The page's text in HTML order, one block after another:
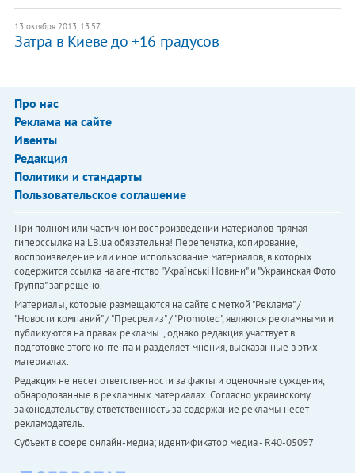
13 октября 2013, 13:57
Затра в Киеве до +16 градусов
Про нас
Реклама на сайте
Ивенты
Редакция
Политики и стандарты
Пользовательское соглашение
При полном или частичном воспроизведении материалов прямая
гиперссылка на LB.ua обязательна! Перепечатка, копирование,
воспроизведение или иное использование материалов, в которых
содержится ссылка на агентство "Українськi Новини" и "Украинская Фото
Группа" запрещено.
Материалы, которые размещаются на сайте с меткой "Реклама" /
"Новости компаний" / "Пресрелиз" / "Promoted", являются рекламными и
публикуются на правах рекламы. , однако редакция участвует в
подготовке этого контента и разделяет мнения, высказанные в этих
материалах.
Редакция не несет ответственности за факты и оценочные суждения,
обнародованные в рекламных материалах. Согласно украинскому
законодательству, ответственность за содержание рекламы несет
рекламодатель.
Субъект в сфере онлайн-медиа; идентификатор медиа - R40-05097